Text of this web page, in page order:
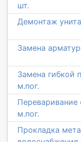
шт.
Демонтаж
Замена
Замена гибкой
м.пог.
Переваривание
м.пог.
Прокладка